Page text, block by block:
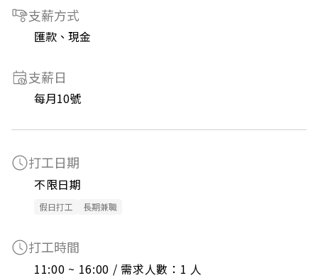
支薪方式
匯款、現金
支薪日
每月10號
打工日期
不限日期
假日打工 長期兼職
打工時間
11:00 ~ 16:00 / 需求人數：1 人